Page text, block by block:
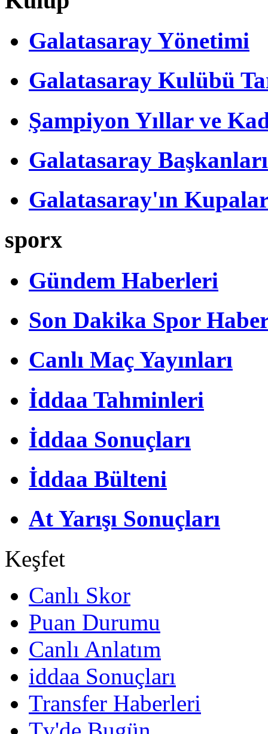
Galatasaray Yönetimi
Galatasaray Kulübü
Şampiyon Yıllar ve
Galatasaray Başkanları
Galatasaray'ın
sporx
Gündem Haberleri
Son Dakika Spor
Canlı Maç Yayınları
İddaa Tahminleri
İddaa Sonuçları
İddaa Bülteni
At Yarışı Sonuçları
Keşfet
Canlı Skor
Puan Durumu
Canlı Anlatım
iddaa Sonuçları
Transfer Haberleri